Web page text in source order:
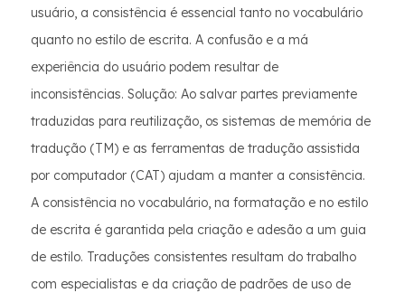
usuário, a consistência é essencial tanto no vocabulário
quanto no estilo de escrita. A confusão e a má
experiência do usuário podem resultar de
inconsistências. Solução: Ao salvar partes previamente
traduzidas para reutilização, os sistemas de memória de
tradução (TM) e as ferramentas de tradução assistida
por computador (CAT) ajudam a manter a consistência.
A consistência no vocabulário, na formatação e no estilo
de escrita é garantida pela criação e adesão a um guia
de estilo. Traduções consistentes resultam do trabalho
com especialistas e da criação de padrões de uso de